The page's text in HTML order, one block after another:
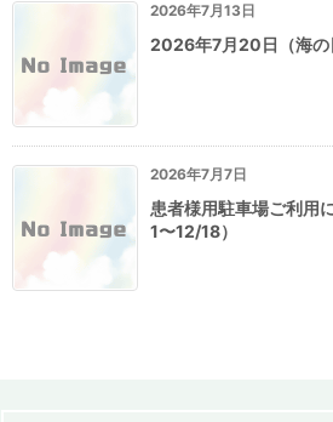
2026年7月13日
2026年7月20日（海の
2026年7月7日
患者様用駐車場ご利用
1〜12/18）